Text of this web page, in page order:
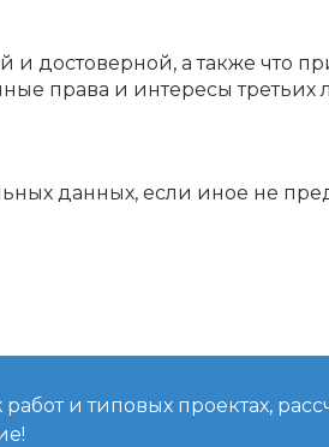
и достоверной, а также что
права и интересы
данных, если иное не
и типовых проектах,